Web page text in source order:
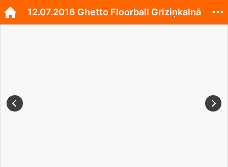
12.07.2016 Ghetto Floorball Grīziņkalnā